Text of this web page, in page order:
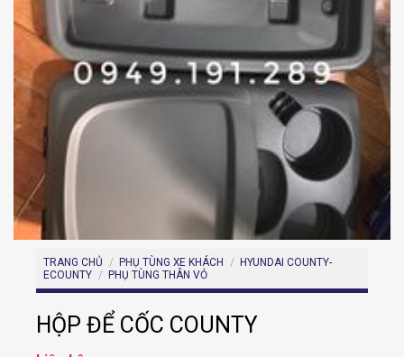
TRANG CHỦ / PHỤ TÙNG XE KHÁCH / HYUNDAI COUNTY-
ECOUNTY / PHỤ TÙNG THÂN VỎ
HỘP ĐỂ CỐC COUNTY